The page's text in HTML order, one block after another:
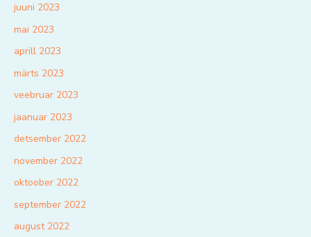
juuni 2023
mai 2023
aprill 2023
märts 2023
veebruar 2023
jaanuar 2023
detsember 2022
november 2022
oktoober 2022
september 2022
august 2022